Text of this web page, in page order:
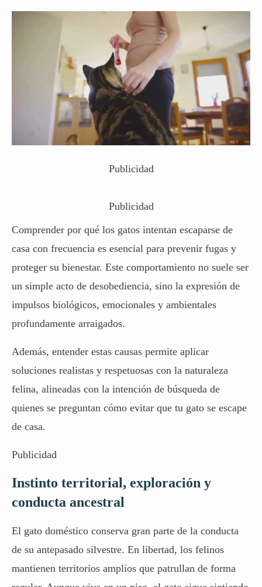
Publicidad
Publicidad
Comprender por qué los gatos intentan escaparse de
casa con frecuencia es esencial para prevenir fugas y
proteger su bienestar. Este comportamiento no suele ser
un simple acto de desobediencia, sino la expresión de
impulsos biológicos, emocionales y ambientales
profundamente arraigados.
Además, entender estas causas permite aplicar
soluciones realistas y respetuosas con la naturaleza
felina, alineadas con la intención de búsqueda de
quienes se preguntan cómo evitar que tu gato se escape
de casa.
Publicidad
Instinto territorial, exploración y
conducta ancestral
El gato doméstico conserva gran parte de la conducta
de su antepasado silvestre. En libertad, los felinos
mantienen territorios amplios que patrullan de forma